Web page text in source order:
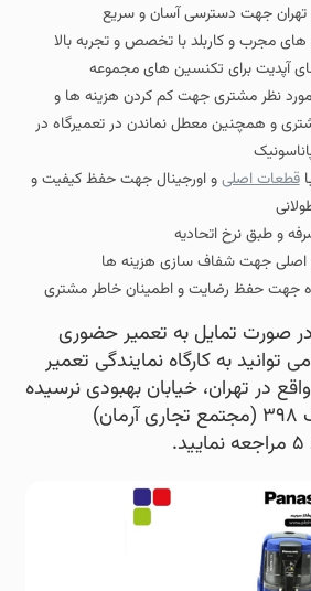
جهت دسترسی آسان و سریع
مجرب و کاربلد با تخصص و تجربه بالا
آپدیت برای تکنسین های مجموعه
نظر مشتری جهت کم کردن هزینه ها و
و همچنین معطل نماندن در تعمیرگاه در
قطعات اصلیو اورجینال جهت حفظ کیفیت و
و طبق نرخ اتحادیه
و اصلی جهت شفاف سازی هزینه ها
صورت تمایل به تعمیر حضوری
توانید به کارگاه نمایندگی تعمیر
در تهران، خیابان بهبودی نرسیده
به بلوار ستارخان پلاک ۳۹۸ (مجتمع تجاری آرمان)